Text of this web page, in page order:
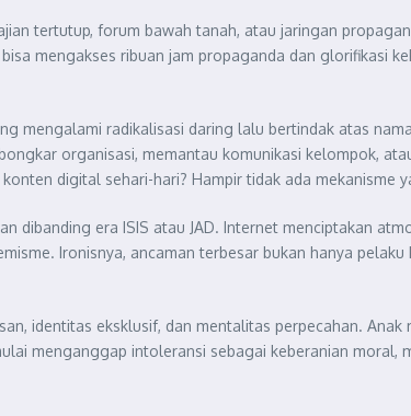
tertutup, forum bawah tanah, atau jaringan
mengakses ribuan jam propaganda dan glorifikasi
mengalami radikalisasi daring lalu bertindak atas
organisasi, memantau komunikasi kelompok,
digital sehari-hari? Hampir tidak ada mekanisme
dibanding era ISIS atau JAD. Internet menciptakan
Ironisnya, ancaman terbesar bukan hanya
identitas eksklusif, dan mentalitas perpecahan.
menganggap intoleransi sebagai keberanian moral,